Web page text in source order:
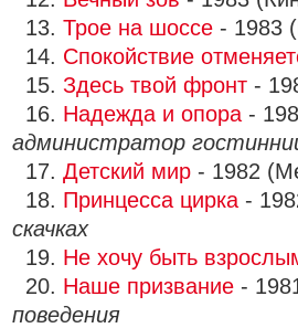
13. Трое на шоссе - 1983
14. Спокойствие
15. Здесь твой фронт -
16. Надежда и опора -
администратор
17. Детский мир - 1982
18. Принцесса цирка -
скачках
19. Не хочу быть
20. Наше призвание -
поведения